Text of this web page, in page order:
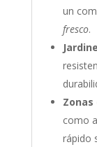
un
fresco.
Zonas
como
rápido